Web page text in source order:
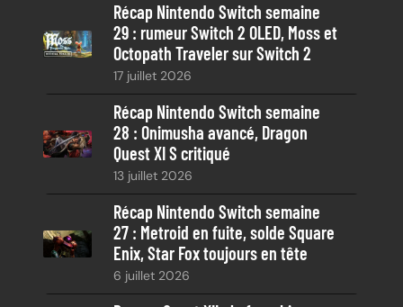
Récap Nintendo Switch semaine
29 : rumeur Switch 2 OLED, Moss et
Octopath Traveler sur Switch 2
17 juillet 2026
Récap Nintendo Switch semaine
28 : Onimusha avancé, Dragon
Quest XI S critiqué
13 juillet 2026
Récap Nintendo Switch semaine
27 : Metroid en fuite, solde Square
Enix, Star Fox toujours en tête
6 juillet 2026